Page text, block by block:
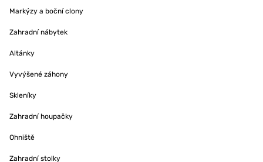
Markýzy a boční clony
Zahradní nábytek
Altánky
Vyvýšené záhony
Skleníky
Zahradní houpačky
Ohniště
Zahradní stolky